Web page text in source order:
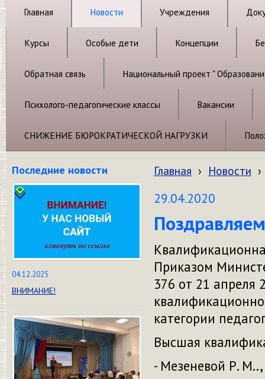
Главная Новости Учреждения
Курсы Особые дети Концепции
Обратная связь Национальный проект "
Психолого-педагогические классы Вакансии
СНИЖЕНИЕ БЮРОКРАТИЧЕСКОЙ НАГРУЗКИ
Последние новости
04.12.2025
ВНИМАНИЕ!
Главная › Новости ›
29.04.2020
Приказом
376 от 21 апреля
категории
Высшая
- Мезеневой Р.